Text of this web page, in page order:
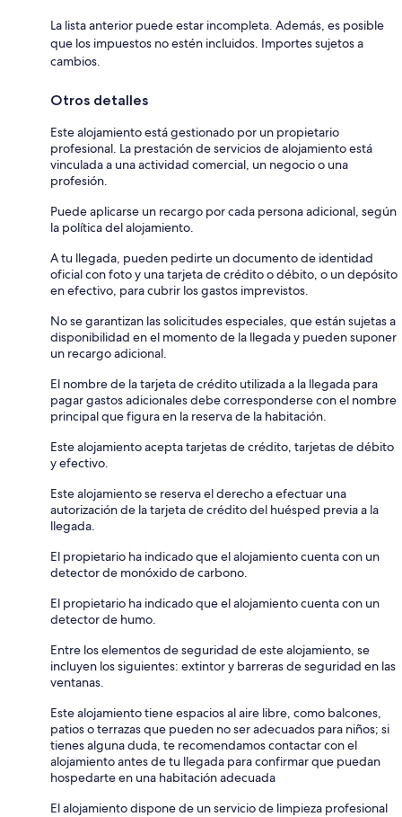
La lista anterior puede estar incompleta. Además, es posible
que los impuestos no estén incluidos. Importes sujetos a
cambios.
Otros detalles
Este alojamiento está gestionado por un propietario
profesional. La prestación de servicios de alojamiento está
vinculada a una actividad comercial, un negocio o una
profesión.
Puede aplicarse un recargo por cada persona adicional, según
la política del alojamiento.
A tu llegada, pueden pedirte un documento de identidad
oficial con foto y una tarjeta de crédito o débito, o un depósito
en efectivo, para cubrir los gastos imprevistos.
No se garantizan las solicitudes especiales, que están sujetas a
disponibilidad en el momento de la llegada y pueden suponer
un recargo adicional.
El nombre de la tarjeta de crédito utilizada a la llegada para
pagar gastos adicionales debe corresponderse con el nombre
principal que figura en la reserva de la habitación.
Este alojamiento acepta tarjetas de crédito, tarjetas de débito
y efectivo.
Este alojamiento se reserva el derecho a efectuar una
autorización de la tarjeta de crédito del huésped previa a la
llegada.
El propietario ha indicado que el alojamiento cuenta con un
detector de monóxido de carbono.
El propietario ha indicado que el alojamiento cuenta con un
detector de humo.
Entre los elementos de seguridad de este alojamiento, se
incluyen los siguientes: extintor y barreras de seguridad en las
ventanas.
Este alojamiento tiene espacios al aire libre, como balcones,
patios o terrazas que pueden no ser adecuados para niños; si
tienes alguna duda, te recomendamos contactar con el
alojamiento antes de tu llegada para confirmar que puedan
hospedarte en una habitación adecuada
El alojamiento dispone de un servicio de limpieza profesional